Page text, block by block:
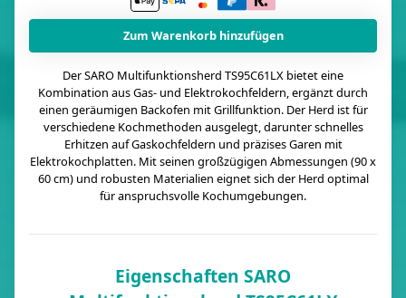
Zum Warenkorb hinzufügen
Der SARO Multifunktionsherd TS95C61LX bietet eine
Kombination aus Gas- und Elektrokochfeldern, ergänzt durch
einen geräumigen Backofen mit Grillfunktion. Der Herd ist für
verschiedene Kochmethoden ausgelegt, darunter schnelles
Erhitzen auf Gaskochfeldern und präzises Garen mit
Elektrokochplatten. Mit seinen großzügigen Abmessungen (90 x
60 cm) und robusten Materialien eignet sich der Herd optimal
für anspruchsvolle Kochumgebungen.
Eigenschaften SARO